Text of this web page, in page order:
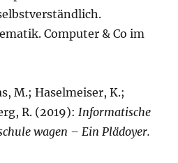
Computer & Co im
M.; Haselmeiser, K.;
R. (2019):Informatische
wagen – Ein Plädoyer.